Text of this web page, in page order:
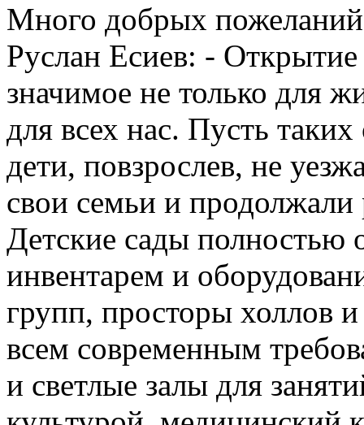
Много добрых
Руслан Есиев: -
значимое не только для
для всех нас. Пусть
дети, повзрослев, не
свои семьи и продолжали
Детские сады
инвентарем и
групп, просторы холлов
всем современным
и светлые залы для